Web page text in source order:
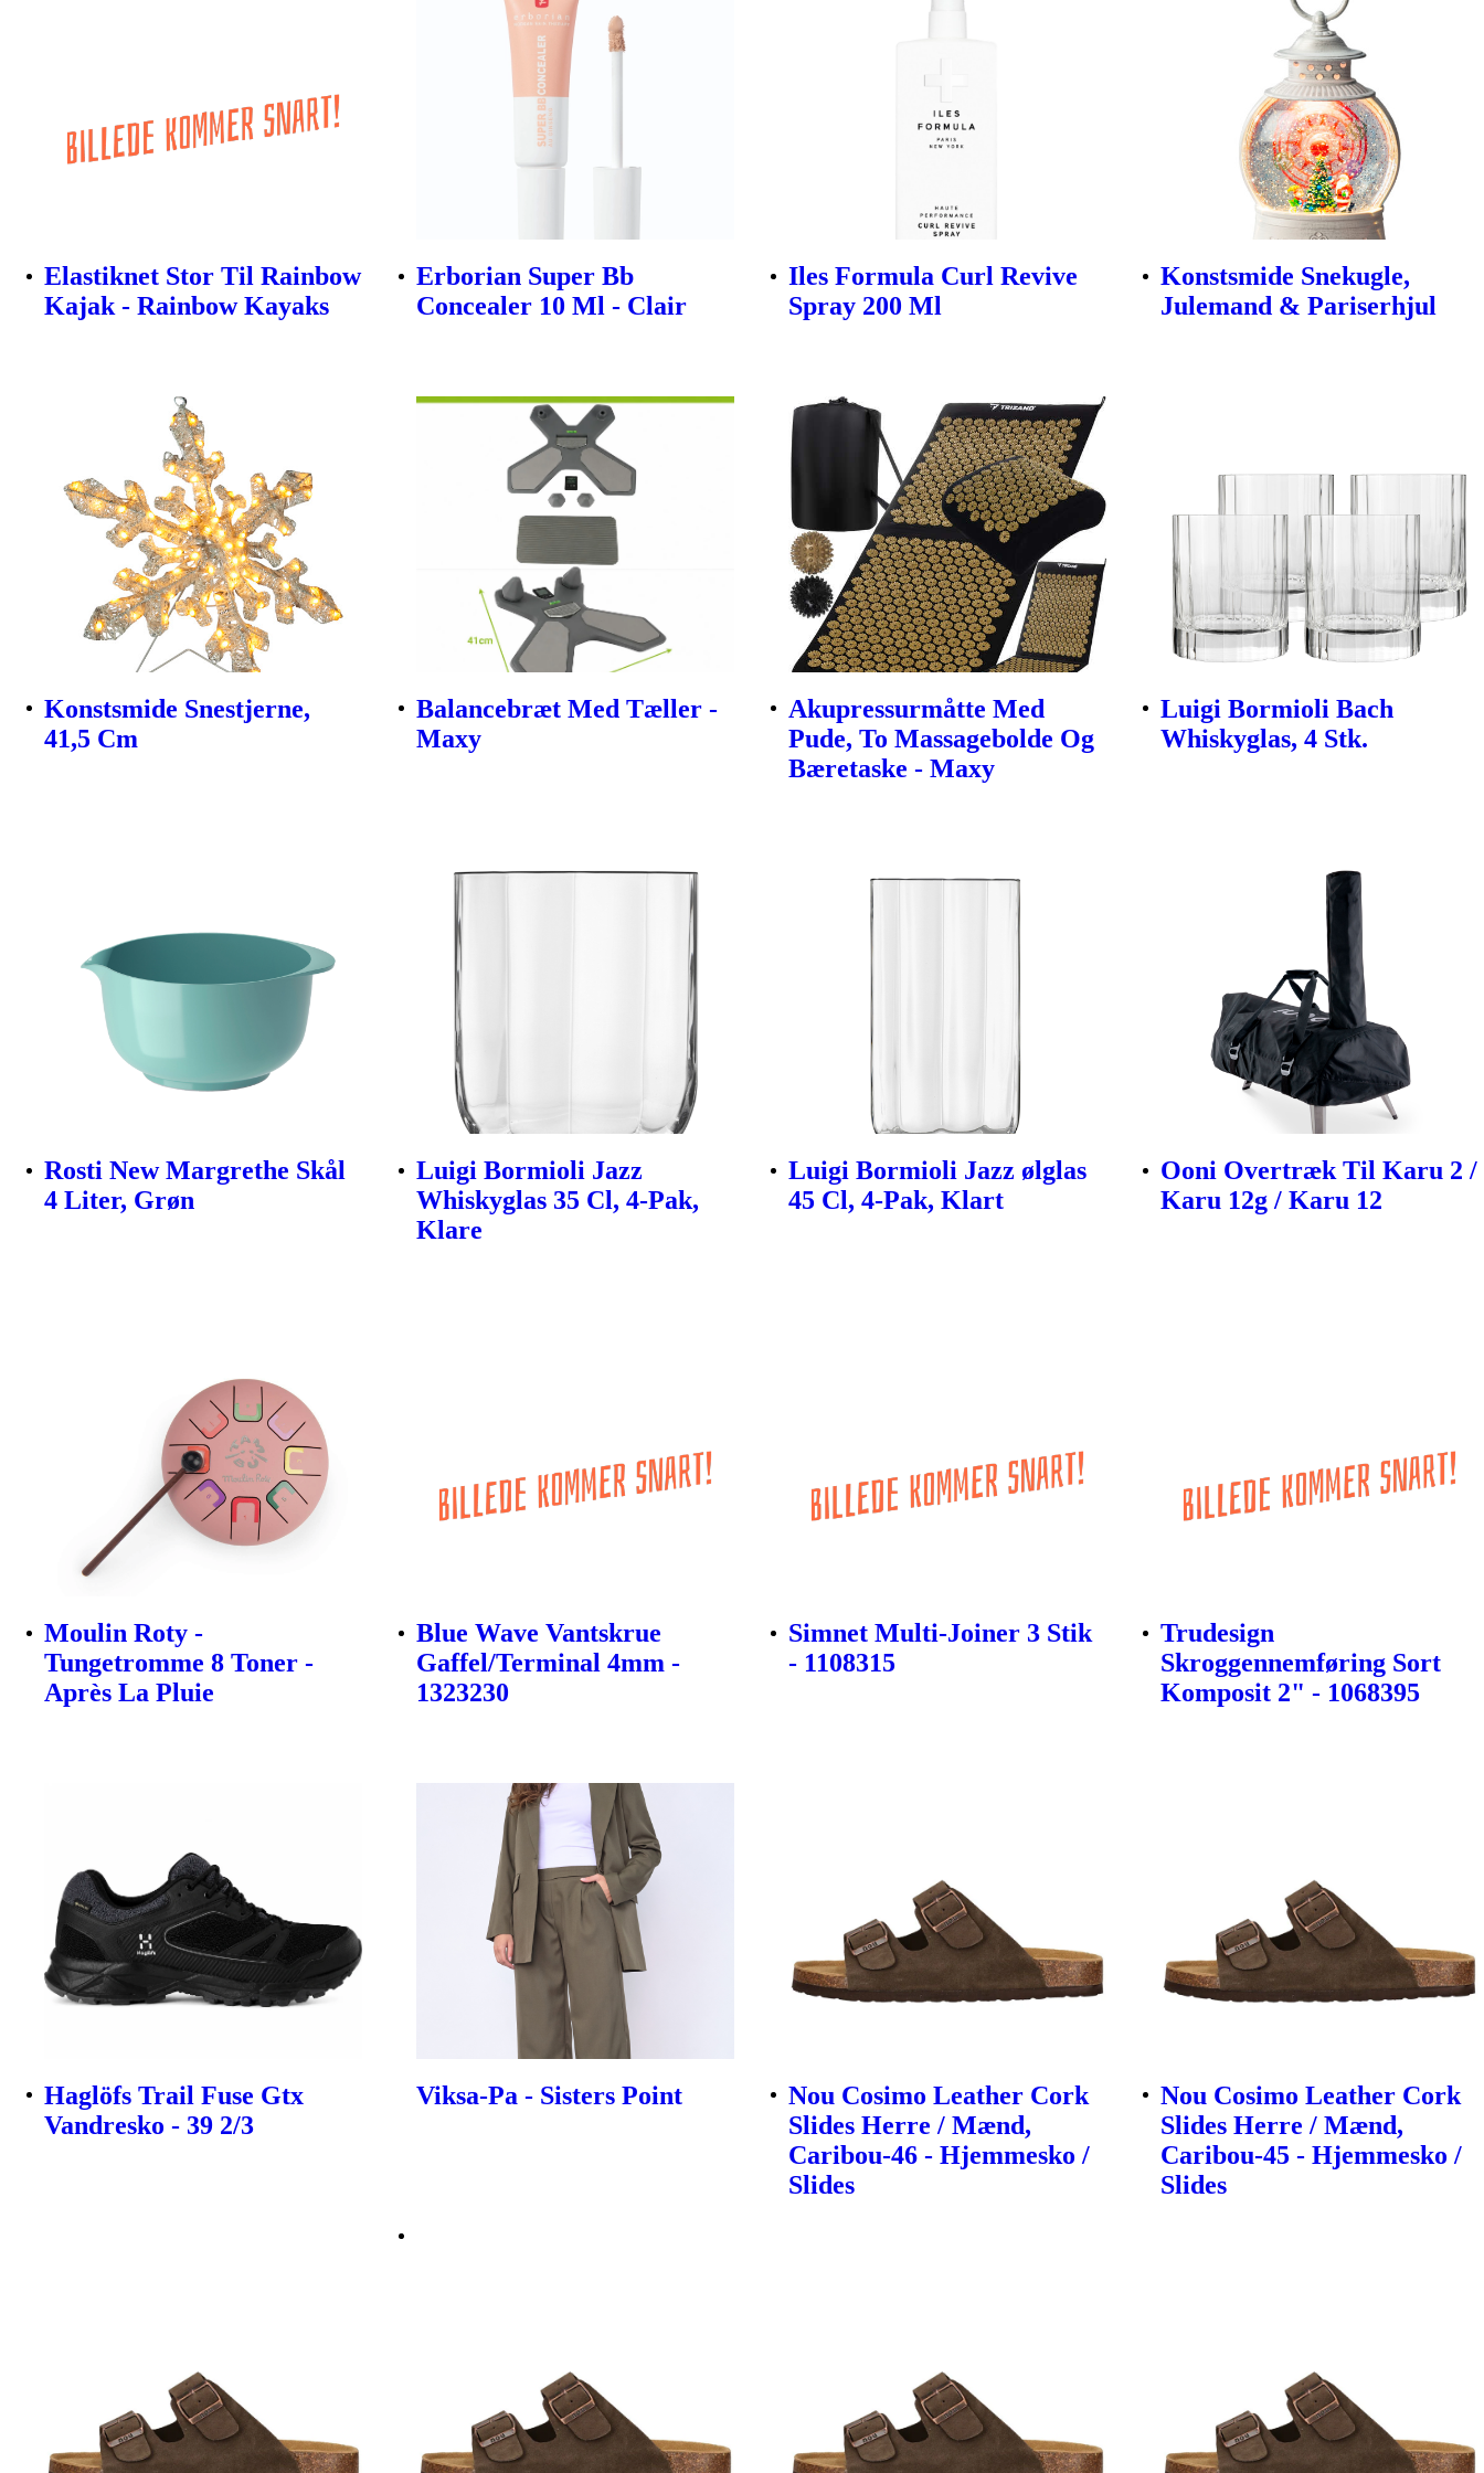
Elastiknet Stor Til Rainbow
Kajak - Rainbow Kayaks
Erborian Super Bb
Concealer 10 Ml - Clair
Iles Formula Curl Revive
Spray 200 Ml
Konstsmide Snekugle,
Julemand & Pariserhjul
Konstsmide Snestjerne,
41,5 Cm
Balancebræt Med Tæller -
Maxy
Akupressurmåtte Med
Pude, To Massagebolde Og
Bæretaske - Maxy
Luigi Bormioli Bach
Whiskyglas, 4 Stk.
Rosti New Margrethe Skål
4 Liter, Grøn
Luigi Bormioli Jazz
Whiskyglas 35 Cl, 4-Pak,
Klare
Luigi Bormioli Jazz ølglas
45 Cl, 4-Pak, Klart
Ooni Overtræk Til Karu 2 /
Karu 12g / Karu 12
Moulin Roty -
Tungetromme 8 Toner -
Après La Pluie
Blue Wave Vantskrue
Gaffel/Terminal 4mm -
1323230
Simnet Multi-Joiner 3 Stik
- 1108315
Trudesign
Skroggennemføring Sort
Komposit 2" - 1068395
Haglöfs Trail Fuse Gtx
Vandresko - 39 2/3
Viksa-Pa - Sisters Point
Nou Cosimo Leather Cork
Slides Herre / Mænd,
Caribou-46 - Hjemmesko /
Slides
Nou Cosimo Leather Cork
Slides Herre / Mænd,
Caribou-45 - Hjemmesko /
Slides